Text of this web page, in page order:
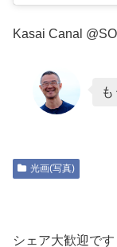
Kasai Canal
光画(写真)
シェア大歓迎で